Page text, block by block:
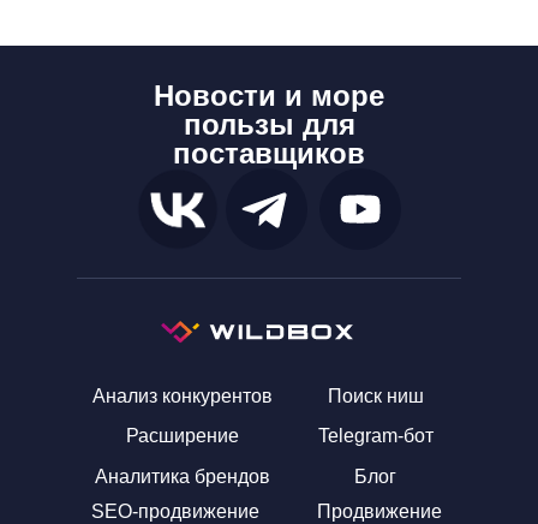
Инструмент работает как калькулятор налога для
калькулятор вайлдберриз
калькулятор юнит экономики wb
расчёт прибыли wb
комиссия вайлдберриз
тарифы wb
логистика вайлдберриз
как рассчитать цену на вайлдберриз
сколько процентов забирает вайлдберриз
калькулятор себестоимости wb
Новости и море
пользы для
поставщиков
Анализ конкурентов
Расширение
Поиск ниш
Telegram-бот
Блог
SEO-продвижение
Продвижение
Аналитика брендов